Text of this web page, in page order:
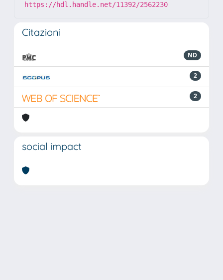
https://hdl.handle.net/11392/2562230
Citazioni
ND
2
2
social impact